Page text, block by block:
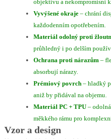
objektivu a nekompromisní
Vyvýšené okraje– chrání
každodenním opotřebením.
Materiál odolný proti
průhledný i po delším
Ochrana proti nárazům–
absorbují nárazy.
Prémiový povrch– hladký
aniž by přidával na objemu.
Materiál PC + TPU–
měkkého rámu pro
Vzor a design